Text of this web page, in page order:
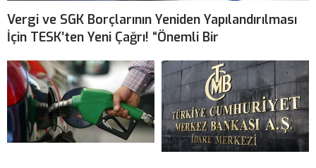
Vergi ve SGK Borçlarının Yeniden Yapılandırılması
İçin TESK’ten Yeni Çağrı! “Önemli Bir